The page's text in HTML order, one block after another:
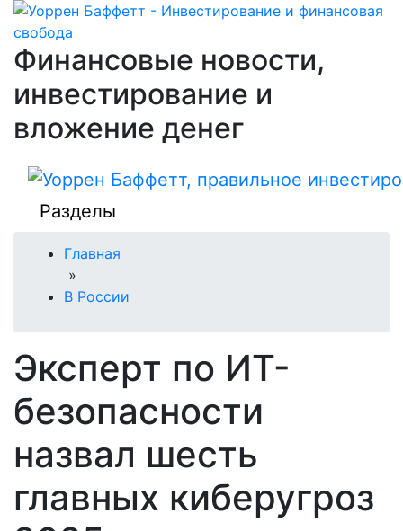
Финансовые новости,
инвестирование и
вложение денег
Разделы
Главная
»
В России
Эксперт по ИТ-
безопасности
назвал шесть
главных киберугроз